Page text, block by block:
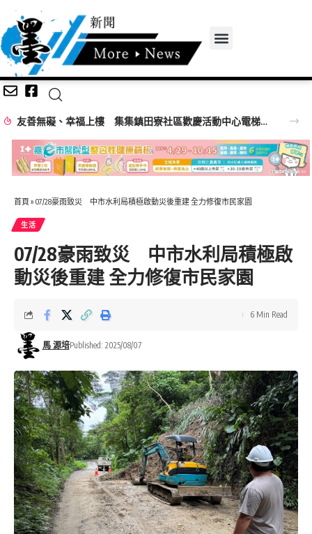
父親節「爸氣加碼」竹山紫南宮辦捐血活動 捐血送馬年項鍊、馬年套幣
首頁 » 07/28豪雨致災 中市水利局積極啟動災後重建 全力修復市民家園
生活
07/28豪雨致災 中市水利局積極啟
動災後重建 全力修復市民家園
馬 源培Published: 2025/08/07
6 Min Read